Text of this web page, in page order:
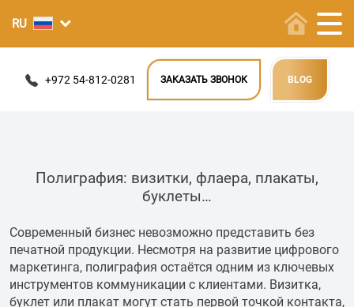
+972 54-812-0281 ЗАКАЗАТЬ ЗВОНОК BLOG
Полиграфия: визитки, флаера, плакаты,
буклеты…
Современный бизнес невозможно представить без
печатной продукции. Несмотря на развитие цифрового
маркетинга, полиграфия остаётся одним из ключевых
инструментов коммуникации с клиентами. Визитка,
буклет или плакат могут стать первой точкой контакта,